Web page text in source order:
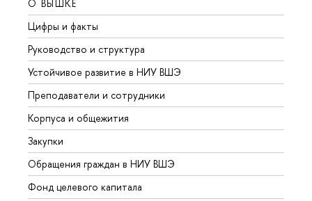
О ВЫШКЕ
Цифры и факты
Руководство и структура
Устойчивое развитие в НИУ ВШЭ
Преподаватели и сотрудники
Корпуса и общежития
Закупки
Обращения граждан в НИУ ВШЭ
Фонд целевого капитала